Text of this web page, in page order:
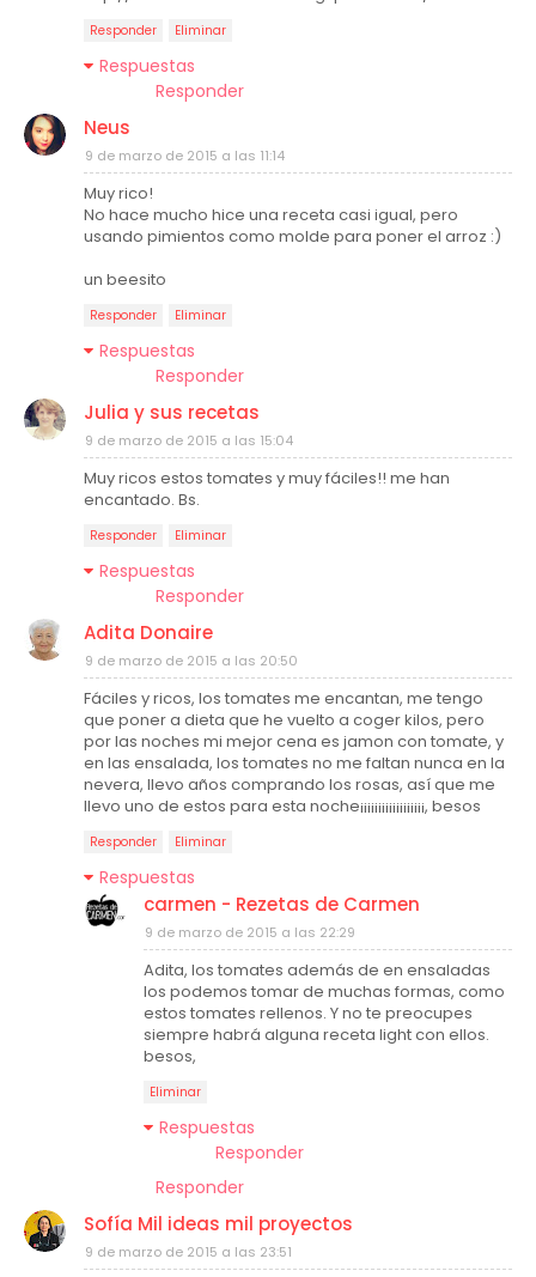
Responder Eliminar
Respuestas
Responder
Neus
9 de marzo de 2015 a las 11:14
Muy rico!
No hace mucho hice una receta casi igual, pero
usando pimientos como molde para poner el arroz :)
un beesito
Responder Eliminar
Respuestas
Responder
Julia y sus recetas
9 de marzo de 2015 a las 15:04
Muy ricos estos tomates y muy fáciles!! me han
encantado. Bs.
Responder Eliminar
Respuestas
Responder
Adita Donaire
9 de marzo de 2015 a las 20:50
Fáciles y ricos, los tomates me encantan, me tengo
que poner a dieta que he vuelto a coger kilos, pero
por las noches mi mejor cena es jamon con tomate, y
en las ensalada, los tomates no me faltan nunca en la
nevera, llevo años comprando los rosas, así que me
llevo uno de estos para esta noche¡¡¡¡¡¡¡¡¡¡¡¡¡¡¡¡¡¡, besos
Responder Eliminar
Respuestas
carmen - Rezetas de Carmen
9 de marzo de 2015 a las 22:29
Adita, los tomates además de en ensaladas
los podemos tomar de muchas formas, como
estos tomates rellenos. Y no te preocupes
siempre habrá alguna receta light con ellos.
besos,
Eliminar
Respuestas
Responder
Responder
Sofía Mil ideas mil proyectos
9 de marzo de 2015 a las 23:51